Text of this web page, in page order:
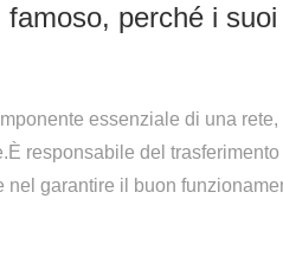
perché i
essenziale di una
responsabile del
nel garantire il buon